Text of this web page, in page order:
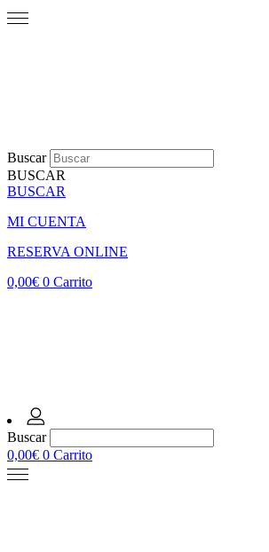
Buscar
BUSCAR
BUSCAR
MI CUENTA
RESERVA ONLINE
0,00€ 0 Carrito
Buscar
0,00€ 0 Carrito